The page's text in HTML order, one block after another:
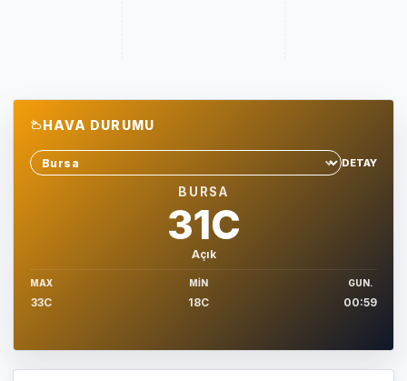
HAVA DURUMU
Sehir sec
DETAY
BURSA
31C
Açık
MAX
33C
MIN
18C
GUN.
00:59